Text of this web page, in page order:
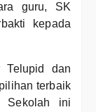
guru, SK
kepada
Telupid dan
terbaik
Sekolah ini